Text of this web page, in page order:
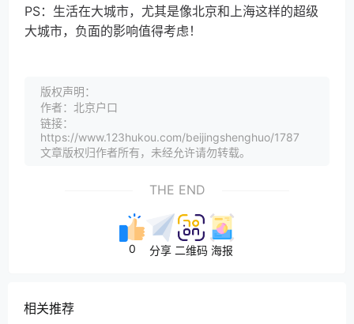
PS：生活在大城市，尤其是像北京和上海这样的超级
大城市，负面的影响值得考虑！
版权声明：
作者：北京户口
链接：
https://www.123hukou.com/beijingshenghuo/1787
文章版权归作者所有，未经允许请勿转载。
THE END
0 分享 二维码 海报
相关推荐